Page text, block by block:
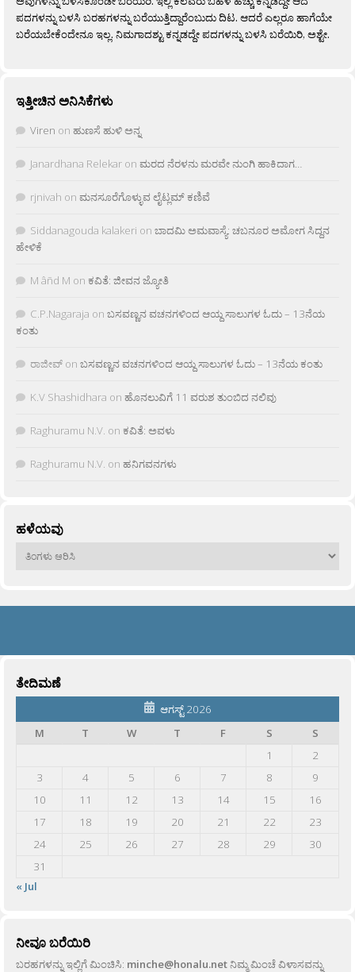
ಪದಗಳನ್ನು ಬಳಸಿ ಬರಹಗಳನ್ನು ಬರೆಯುತ್ತಿದ್ದಾರೆಂಬುದು ದಿಟ. ಆದರೆ ಎಲ್ಲರೂ ಹಾಗೆಯೇ
ಬರೆಯಬೇಕೆಂದೇನೂ ಇಲ್ಲ. ನಿಮಗಾದಶ್ಟು ಕನ್ನಡದ್ದೇ ಪದಗಳನ್ನು ಬಳಸಿ ಬರೆಯಿರಿ, ಅಶ್ಟೇ.
ಇತ್ತೀಚಿನ ಅನಿಸಿಕೆಗಳು
Viren on ಹುಣಸೆ ಹುಳಿ ಅನ್ನ
Janardhana Relekar on ಮರದ ನೆರಳನು ಮರವೇ ನುಂಗಿ ಹಾಕಿದಾಗ…
rjnivah on ಮನಸೂರೆಗೊಳ್ಳುವ ಲೈಟ್ಲಮ್ ಕಣಿವೆ
Siddanagouda kalakeri on ಬಾದಮಿ ಅಮವಾಸ್ಯೆ: ಚಬನೂರ ಅಮೋಗ ಸಿದ್ದನ
ಹೇಳಿಕೆ
M âñd M on ಕವಿತೆ: ಜೀವನ ಜ್ಯೋತಿ
C.P.Nagaraja on ಬಸವಣ್ಣನ ವಚನಗಳಿಂದ ಆಯ್ದ ಸಾಲುಗಳ ಓದು – 13ನೆಯ
ಕಂತು
ರಾಜೀವ್ on ಬಸವಣ್ಣನ ವಚನಗಳಿಂದ ಆಯ್ದ ಸಾಲುಗಳ ಓದು – 13ನೆಯ ಕಂತು
K.V Shashidhara on ಹೊನಲುವಿಗೆ 11 ವರುಶ ತುಂಬಿದ ನಲಿವು
Raghuramu N.V. on ಕವಿತೆ: ಅವಳು
Raghuramu N.V. on ಹನಿಗವನಗಳು
ಹಳೆಯವು
ಹಳೆಯವು
ತೇದಿಮಣೆ
ಆಗಸ್ಟ್ 2026
M
T W T F S
S
1
2
3
4 5 6 7 8
9
10
11 12 13 14 15
16
17
18 19 20 21 22
23
24
25 26 27 28 29
30
31
« Jul
ನೀವೂ ಬರೆಯಿರಿ
ಬರಹಗಳನ್ನು ಇಲ್ಲಿಗೆ ಮಿಂಚಿಸಿ: minche@honalu.netನಿಮ್ಮ ಮಿಂಚೆ ವಿಳಾಸವನ್ನು